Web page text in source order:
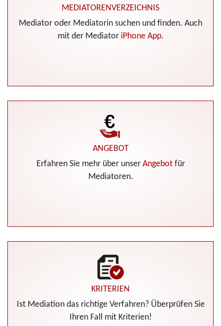
MEDIATORENVERZEICHNIS
Mediator oder Mediatorin suchen und finden. Auch
mit der Mediator iPhone App.
ANGEBOT
Erfahren Sie mehr über unser Angebotfür
Mediatoren.
KRITERIEN
Ist Mediation das richtige Verfahren? Überprüfen Sie
Ihren Fall mit Kriterien!